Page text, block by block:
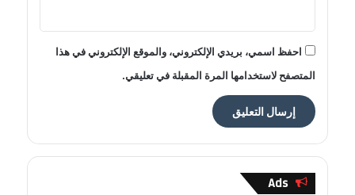
احفظ اسمي، بريدي الإلكتروني، والموقع الإلكتروني في هذا
المتصفح لاستخدامها المرة المقبلة في تعليقي.
Ads